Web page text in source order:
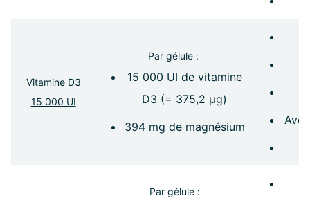
Vitamine D3
15 000 UI
Par gélule :
15 000 UI de vitamine
D3 (= 375,2 µg)
394 mg de magnésium
Par gélule :